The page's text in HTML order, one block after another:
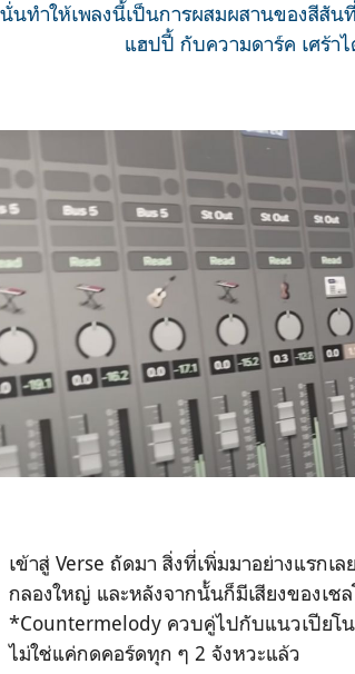
นทำให้เพลงนี้เป็นการผสมผสานของสีสัน
แฮปปี้ กับความดาร์ค เศร้า
เข้าสู่ Verse ถัดมา สิ่งที่เพิ่มมาอย่างแรกเ
กลองใหญ่ และหลังจากนั้นก็มีเสียงของเช
*Countermelody ควบคู่ไปกับแนวเปียโ
ไม่ใช่แค่กดคอร์ดทุก ๆ 2 จังหวะแล้ว